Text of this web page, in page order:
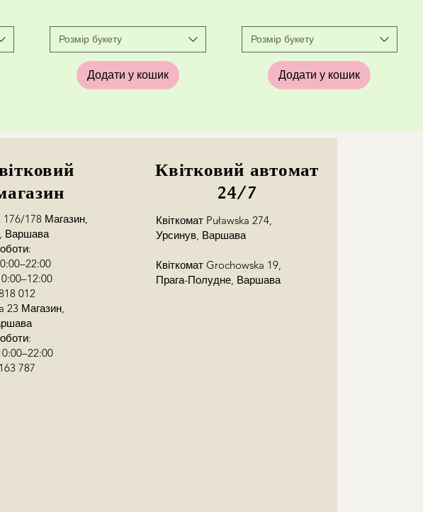
Розмір букету
Додати у кошик
Розмір букету
Додати у кошик
176/178 Магазин,
Варшава
012
23 Магазин,
787
Квітковий автомат
24/7
Квіткомат Puławska 274,
Урсинув, Варшава
Квіткомат Grochowska 19,
Прага-Полудне, Варшава